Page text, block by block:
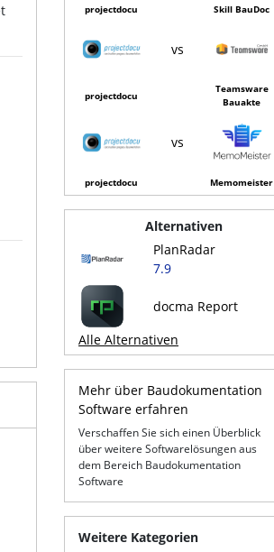
projectdocu Skill BauDoc
vs
projectdocu
Teamsware
Bauakte
vs
projectdocu Memomeister
Alternativen
PlanRadar
7.9
docma Report
Alle Alternativen
Mehr über Baudokumentation
Software erfahren
Verschaffen Sie sich einen Überblick
über weitere Softwarelösungen aus
dem Bereich Baudokumentation
Software
Weitere Kategorien